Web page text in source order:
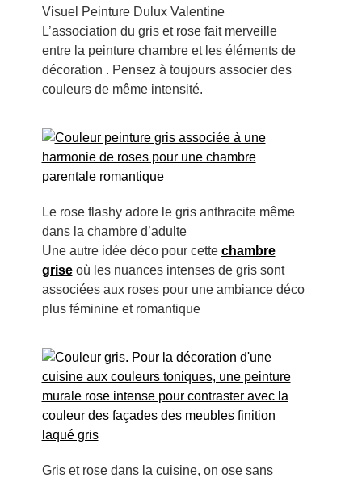
Visuel Peinture Dulux Valentine
L’association du gris et rose fait merveille
entre la peinture chambre et les éléments de
décoration . Pensez à toujours associer des
couleurs de même intensité.
Le rose flashy adore le gris anthracite même
dans la chambre d’adulte
Une autre idée déco pour cette chambre
grise où les nuances intenses de gris sont
associées aux roses pour une ambiance déco
plus féminine et romantique
Gris et rose dans la cuisine, on ose sans